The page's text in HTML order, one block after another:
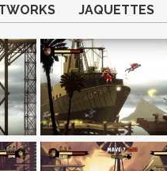
JAQUETTES